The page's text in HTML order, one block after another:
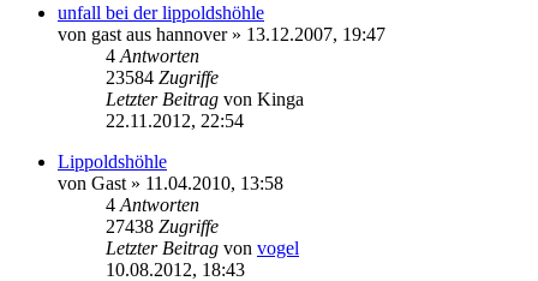
unfall bei der lippoldshöhle
von gast aus hannover» 13.12.2007, 19:47
4 Antworten
23584 Zugriffe
Letzter Beitrag von Kinga
22.11.2012, 22:54
Lippoldshöhle
von Gast » 11.04.2010, 13:58
4 Antworten
27438 Zugriffe
Letzter Beitrag von vogel
10.08.2012, 18:43